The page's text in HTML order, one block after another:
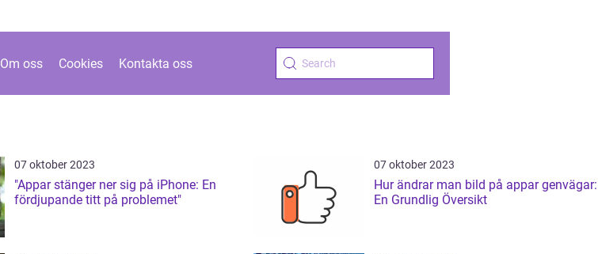
Om oss Cookies Kontakta oss
07 oktober 2023
"Appar stänger ner sig på iPhone: En
fördjupande titt på problemet"
07 oktober 2023
Hur ändrar man bild på appar genvägar:
En Grundlig Översikt